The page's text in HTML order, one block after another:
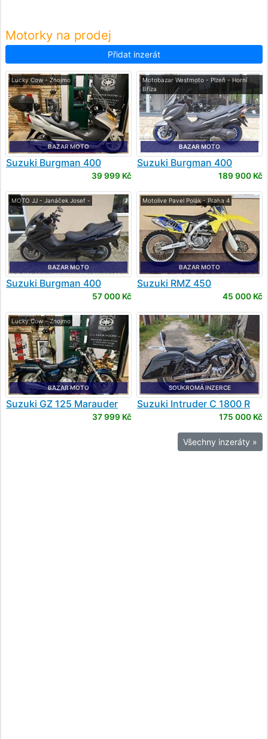
Motorky na prodej
Přidat inzerát
Lucky Cow - Znojmo
BAZAR MOTO
Suzuki Burgman 400
39 999 Kč
Motobazar Westmoto - Plzeň - Horní
Bříza
BAZAR MOTO
Suzuki Burgman 400
189 900 Kč
MOTO JJ - Janáček Josef -
BAZAR MOTO
Suzuki Burgman 400
57 000 Kč
Motolive Pavel Polák - Praha 4
BAZAR MOTO
Suzuki RMZ 450
45 000 Kč
Lucky Cow - Znojmo
BAZAR MOTO
Suzuki GZ 125 Marauder
37 999 Kč
SOUKROMÁ INZERCE
Suzuki Intruder C 1800 R
175 000 Kč
Všechny inzeráty »